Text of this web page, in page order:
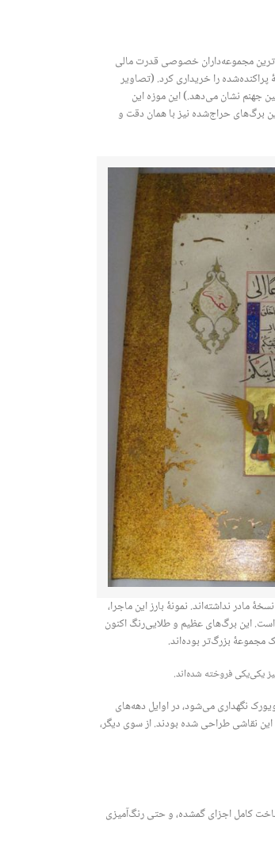
مجموعه‌داران خصوصی قدرت مالی
شش برگ از این نسخۀ پراکنده‌شده را خریداری کرد. (تصاویر
جهنم نشان می‌دهد.) این موزه این
برگ‌های حراج‌شده نیز با همان دقت و
نداشته‌اند. نمونۀ بارز این ماجرا،
است که در حدود سال ۱۵۲۵ میلادی در تبریز ساخته شده است. این برگ‌های عظیم و طلایی‌رنگ اکنون
مجموعۀ بزرگ‌تر بوده‌اند.
یکی‌یکی فروخته شده‌اند.
نگهداری می‌شود، در اوایل دهه‌های
نقاشی طراحی شده بودند. از سوی دیگر،
کامل اجزای گمشده، و حتی رنگ‌آمیزی